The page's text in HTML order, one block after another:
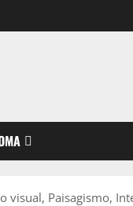
visual, Paisagismo,